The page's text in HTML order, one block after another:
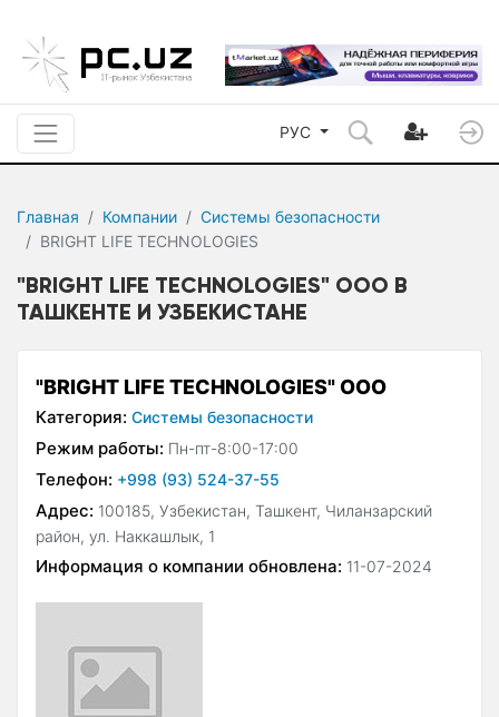
РУС
Главная Компании
Системы безопасности
BRIGHT LIFE TECHNOLOGIES
"BRIGHT LIFE TECHNOLOGIES" ООО В
ТАШКЕНТЕ И УЗБЕКИСТАНЕ
"BRIGHT LIFE TECHNOLOGIES" ООО
Категория: Системы безопасности
Режим работы: Пн-пт-8:00-17:00
Телефон: +998 (93) 524-37-55
Адрес: 100185, Узбекистан, Ташкент, Чиланзарский
район, ул. Наккашлык, 1
Информация о компании обновлена: 11-07-2024